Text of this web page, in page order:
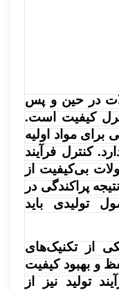
در حین و پس
کیفیت است.
برای مواد اولیه
کنترل فرآیند
بی‌کیفیت از
پراکندگی در
باید
از تکنیک‌های
و بهبود کیفیت
تولید نیز از